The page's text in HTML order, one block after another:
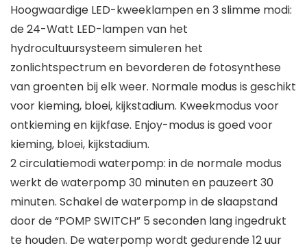
Hoogwaardige LED-kweeklampen en 3 slimme modi:
de 24-Watt LED-lampen van het
hydrocultuursysteem simuleren het
zonlichtspectrum en bevorderen de fotosynthese
van groenten bij elk weer. Normale modus is geschikt
voor kieming, bloei, kijkstadium. Kweekmodus voor
ontkieming en kijkfase. Enjoy-modus is goed voor
kieming, bloei, kijkstadium.
2 circulatiemodi waterpomp: in de normale modus
werkt de waterpomp 30 minuten en pauzeert 30
minuten. Schakel de waterpomp in de slaapstand
door de “POMP SWITCH” 5 seconden lang ingedrukt
te houden. De waterpomp wordt gedurende 12 uur